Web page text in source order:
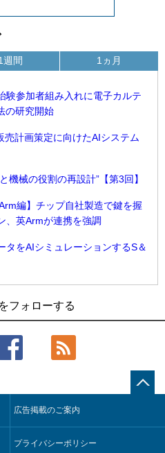
験参加者組み入れに電子カルテ
の研究開始
売計画策定に向けたAIシステム
機械の役割の再設計”【第3回】
編】チップ自社製造で鍵を握
、英Armが連携を強調
タをAIシミュレーションするS＆
週間
織横断で活用するためのナレッジ
参加者組み入れに電子カルテとAI
1ヵ月
クリート充填時の異常を検出する
装
織横断で活用するためのナレッジ
フォローする
広告掲載のご案内
プライバシーポリシー